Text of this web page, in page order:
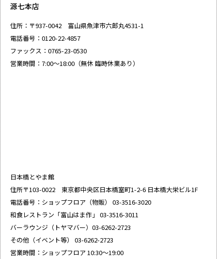
源七本店
住所：〒937-0042 富山県魚津市六郎丸4531-1
電話番号：0120-22-4857
ファックス：0765-23-0530
営業時間：7:00～18:00（無休 臨時休業あり）
日本橋とやま館
住所〒103-0022 東京都中央区日本橋室町1-2-6 日本橋大栄ビル1F
電話番号：ショップフロア（物販） 03-3516-3020
和食レストラン「富山はま作」 03-3516-3011
バーラウンジ（トヤマバー）03-6262-2723
その他（イベント等） 03-6262-2723
営業時間：ショップフロア 10:30～19:00